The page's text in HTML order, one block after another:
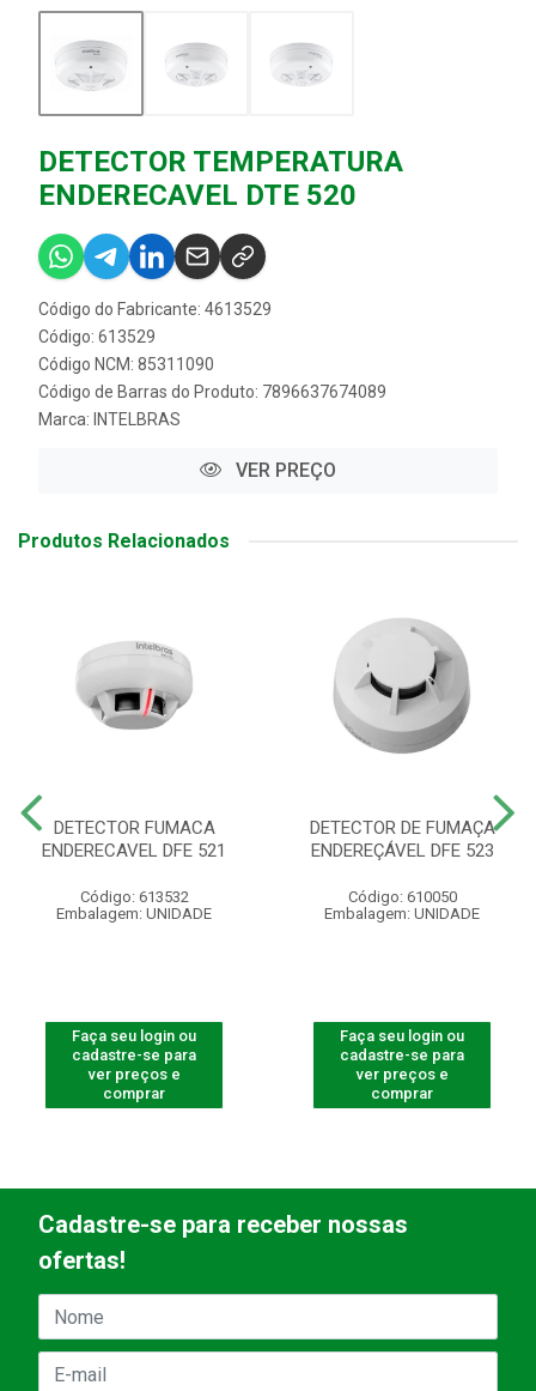
DETECTOR TEMPERATURA
ENDERECAVEL DTE 520
Código do Fabricante: 4613529
Código: 613529
Código NCM: 85311090
Código de Barras do Produto: 7896637674089
Marca: INTELBRAS
VER PREÇO
Produtos Relacionados
DETECTOR FUMACA
ENDERECAVEL DFE 521
Código: 613532
Embalagem: UNIDADE
Faça seu login ou
cadastre-se para
ver preços e
comprar
DETECTOR DE FUMAÇA
ENDEREÇÁVEL DFE 523
Código: 610050
Embalagem: UNIDADE
Faça seu login ou
cadastre-se para
ver preços e
comprar
Cadastre-se para receber nossas
ofertas!